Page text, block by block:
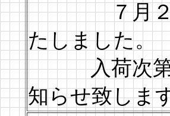
７月２０日
たしました。
入荷次第、
知らせ致しま